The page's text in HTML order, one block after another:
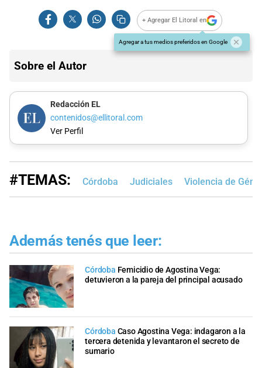
+ Agregar El Litoral en
Agregar a tus medios preferidos en Google
Sobre el Autor
Redacción EL
contenidos@ellitoral.com
Ver Perfil
#TEMAS: Córdoba Judiciales Violencia de
Además tenés que leer:
Córdoba Femicidio de Agostina Vega:
detuvieron a la pareja del principal acusado
Córdoba Caso Agostina Vega: indagaron a la
tercera detenida y levantaron el secreto de
sumario